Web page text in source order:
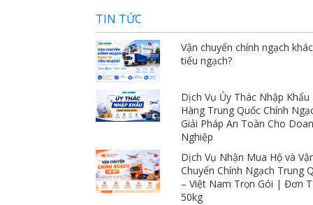
TIN TỨC
Vận chuyển chính ngạch
tiểu ngạch?
Dịch Vụ Ủy Thác Nhập Khẩu
Hàng Trung Quốc Chính
Giải Pháp An Toàn Cho
Nghiệp
Dịch Vụ Nhận Mua Hộ và
Chuyển Chính Ngạch Trung
– Việt Nam Trọn Gói | Đơn
50kg